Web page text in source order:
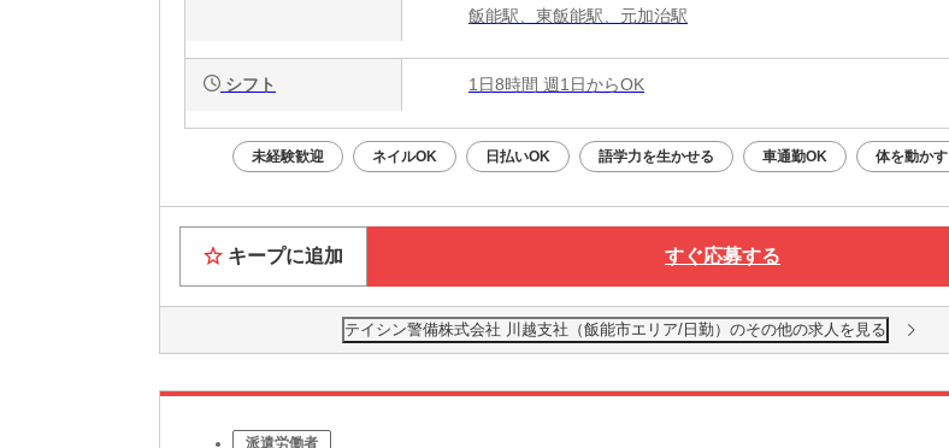
飯能駅、東飯能駅、元加治駅
シフト 1日8時間 週1日からOK
未経験歓迎 ネイルOK 日払いOK 語学力を生かせる 車通勤OK 体を動かす
キープに追加 すぐ応募する
テイシン警備株式会社 川越支社（飯能市エリア/日勤）のその他の求人を見る
派遣労働者